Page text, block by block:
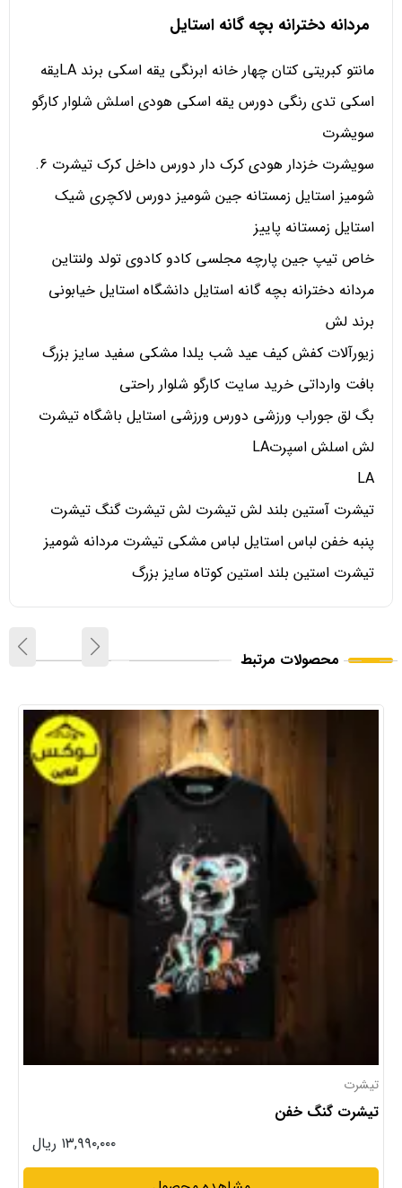
مردانه دخترانه بچه گانه استایل
مانتو کبریتی کتان چهار خانه ابرنگی یقه اسکی برند LAیقه
اسکی تدی رنگی دورس یقه اسکی هودی اسلش شلوار کارگو
سویشرت
سویشرت خزدار هودی کرک دار دورس داخل کرک تیشرت 6.
شومیز استایل زمستانه جین شومیز دورس لاکچری شیک
استایل زمستانه پاییز
خاص تیپ جین پارچه مجلسی کادو کادوی تولد ولنتاین
مردانه دخترانه بچه گانه استایل دانشگاه استایل خیابونی
برند لش
زیورآلات کفش کیف عید شب یلدا مشکی سفید سایز بزرگ
بافت وارداتی خرید سایت کارگو شلوار راحتی
بگ لق جوراب ورزشی دورس ورزشی استایل باشگاه تیشرت
لش اسلش اسپرتLA
LA
تیشرت آستین بلند لش تیشرت لش تیشرت گنگ تیشرت
پنبه خفن لباس استایل لباس مشکی تیشرت مردانه شومیز
تیشرت استین بلند استین کوتاه سایز بزرگ
محصولات مرتبط
تیشرت
تیشرت لش خنک تابستونی
۱۳,۹۹۰,۰۰۰ ریال